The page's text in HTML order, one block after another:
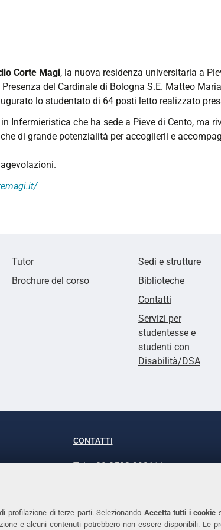
profilazione di terze parti. Selezionando Accetta tutti i cookie
e alcuni contenuti potrebbero non essere disponibili. Le
Corte Magi, la nuova residenza universitaria a
del Cardinale di Bologna S.E. Matteo
lo studentato di 64 posti letto realizzato
Infermieristica che ha sede a Pieve di Cento, ma
di grande potenzialità per accoglierli e
Tutor
Brochure del corso
Sedi e strutture
Biblioteche
Contatti
Servizi per
studentesse e
studenti con
Disabilità/DSA
CONTATTI
Tel. +39 0532 293111